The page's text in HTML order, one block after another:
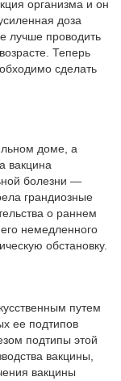
организма и он
доза
лучше проводить
Теперь
сделать
доме, а
вакцина
болезни —
грандиозные
о раннем
немедленного
обстановку.
путем
ее подтипов
подтипы этой
вакцины,
вакцины